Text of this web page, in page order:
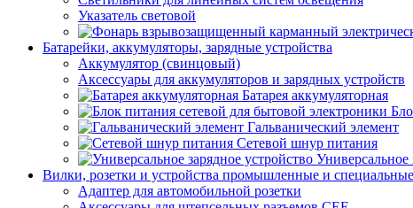
Указатель световой
Батарейки, аккумуляторы, зарядные устройства
Аккумулятор (свинцовый)
Аксессуары для аккумуляторов и зарядных устройств
Батарея аккумуляторная
Гальванический элемент
Сетевой шнур питания
Универсальное
Вилки, розетки и устройства промышленные и специальные
Адаптер для автомобильной розетки